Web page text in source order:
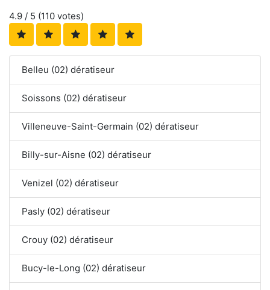
4.9 / 5 (110 votes)
Belleu (02) dératiseur
Soissons (02) dératiseur
Villeneuve-Saint-Germain (02) dératiseur
Billy-sur-Aisne (02) dératiseur
Venizel (02) dératiseur
Pasly (02) dératiseur
Crouy (02) dératiseur
Bucy-le-Long (02) dératiseur